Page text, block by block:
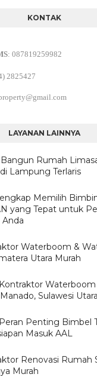
KONTAK
: 087819259982
2825427
LAYANAN LAINNYA
Bangun Rumah
Lampung Terlaris
Memilih
yang Tepat untuk
Anda
Waterboom &
Utara Murah
Waterboom
Sulawesi Utara
Penting Bimbel
Masuk AAL
Renovasi Rumah
Murah